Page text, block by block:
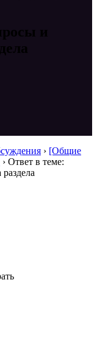
и
› [Общие
› Ответ в теме: